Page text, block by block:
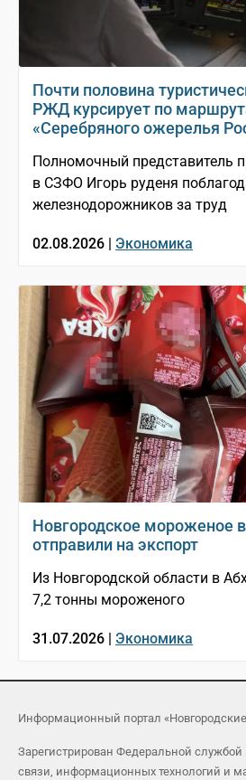
Почти половина
РЖД курсирует по
«Серебряного ожерелья
Полномочный представитель
в СЗФО Игорь руденя
железнодорожников за труд
02.08.2026 | Экономика
Новгородское мороженое
отправили на экспорт
Из Новгородской области в
7,2 тонны мороженого
31.07.2026 | Экономика
Информационный портал
Зарегистрирован Федеральной службой
связи, информационных технологий и